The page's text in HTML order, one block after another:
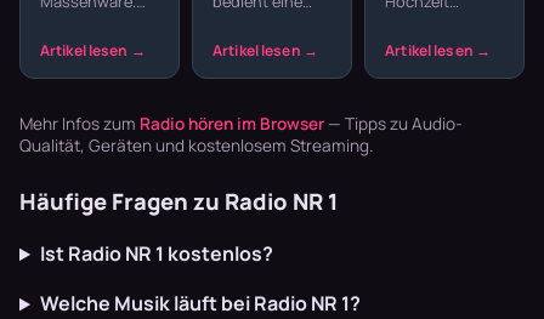
von echten
und Gitarren,
die m…
nicht mit
Hier laufen Dark
Wave,…
DJ. Webradio
Musik für alle
Mehr Infos zum Radio hören im Browser — Tipps zu Audio-
Qualität, Geräten und kostenlosem Streaming.
Häufige Fragen zu Radio NR 1
Ist Radio NR 1 kostenlos?
Welche Musik läuft bei Radio NR 1?